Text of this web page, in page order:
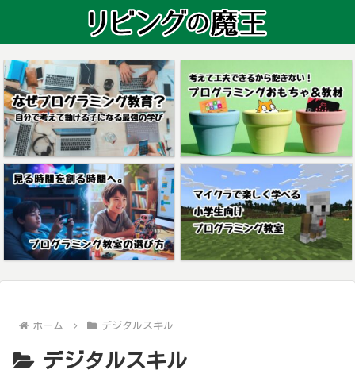
ホーム デジタルスキル
デジタルスキル